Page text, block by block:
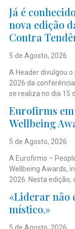
Já é
nova edição
Contra
5 de Agosto, 2026
A Header divulgou
2026 da
se realiza no dia 15
Eurofirms em
Wellbeing
5 de Agosto, 2026
A Eurofirms –
Wellbeing Awards,
2026. Nesta edição,
«Liderar não
místico.»